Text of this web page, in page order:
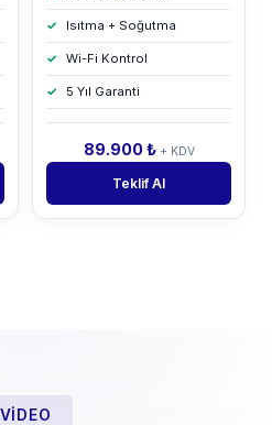
Isıtma + Soğutma
Wi-Fi Kontrol
5 Yıl Garanti
89.900 ₺ + KDV
Teklif Al
VIDEO